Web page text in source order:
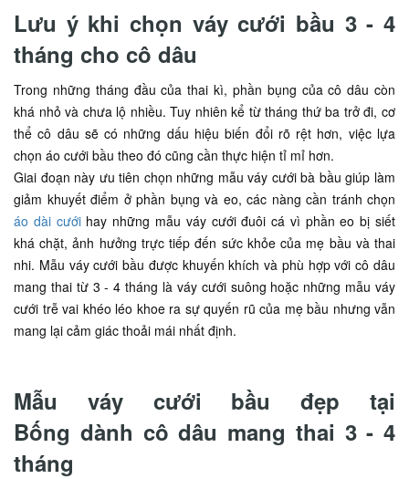
Lưu ý khi chọn váy cưới bầu 3 - 4
tháng cho cô dâu
Trong những tháng đầu của thai kì, phần bụng của cô dâu còn
khá nhỏ và chưa lộ nhiều. Tuy nhiên kể từ tháng thứ ba trở đi, cơ
thể cô dâu sẽ có những dấu hiệu biến đổi rõ rệt hơn, việc lựa
chọn áo cưới bầu theo đó cũng cần thực hiện tỉ mỉ hơn.
Giai đoạn này ưu tiên chọn những mẫu váy cưới bà bầu giúp làm
giảm khuyết điểm ở phần bụng và eo, các nàng cần tránh chọn
áo dài cướihay những mẫu váy cưới đuôi cá vì phần eo bị siết
khá chặt, ảnh hưởng trực tiếp đến sức khỏe của mẹ bầu và thai
nhi. Mẫu váy cưới bầu được khuyến khích và phù hợp với cô dâu
mang thai từ 3 - 4 tháng là váy cưới suông hoặc những mẫu váy
cưới trễ vai khéo léo khoe ra sự quyến rũ của mẹ bầu nhưng vẫn
mang lại cảm giác thoải mái nhất định.
Mẫu váy cưới bầu đẹp tại
Bống dành cô dâu mang thai 3 - 4
tháng